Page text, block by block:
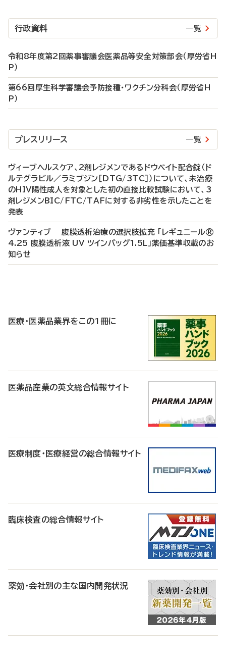
行政資料 一覧
令和8年度第2回薬事審議会医薬品等安全対策部会（厚労省H
P）
第66回厚生科学審議会予防接種・ワクチン分科会（厚労省H
P）
プレスリリース 一覧
ヴィーブヘルスケア、2剤レジメンであるドウベイト配合錠（ド
ルテグラビル／ラミブジン［DTG/3TC］）について、未治療
のHIV陽性成人を対象とした初の直接比較試験において、3
剤レジメンBIC/FTC/TAFに対する非劣性を示したことを
発表
ヴァンティブ 腹膜透析治療の選択肢拡充 「レギュニール®
4.25 腹膜透析液 UV ツインバッグ1.5L」薬価基準収載のお
知らせ
医療・医薬品業界をこの1冊に
医薬品産業の英文総合情報サイト
医療制度・医療経営の総合情報サイト
臨床検査の総合情報サイト
薬効・会社別の主な国内開発状況